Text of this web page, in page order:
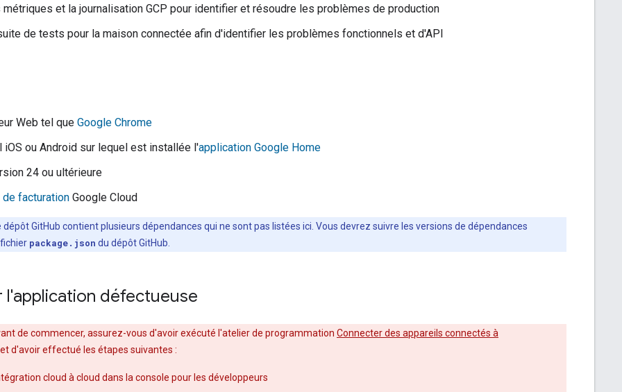
métriques et la journalisation GCP pour identifier et résoudre les problèmes de production
de tests pour la maison connectée afin d'identifier les problèmes fonctionnels et d'API
Web tel que Google Chrome
iOS ou Android sur lequel est installée l'application Google Home
24 ou ultérieure
facturation Google Cloud
dépôt GitHub contient plusieurs dépendances qui ne sont pas listées ici. Vous devrez suivre les versions de dépendances
fichier package.json du dépôt GitHub.
l'application défectueuse
de commencer, assurez-vous d'avoir exécuté l'atelier de programmation Connecter des appareils connectés à
et d'avoir effectué les étapes suivantes :
cloud à cloud dans la console pour les développeurs